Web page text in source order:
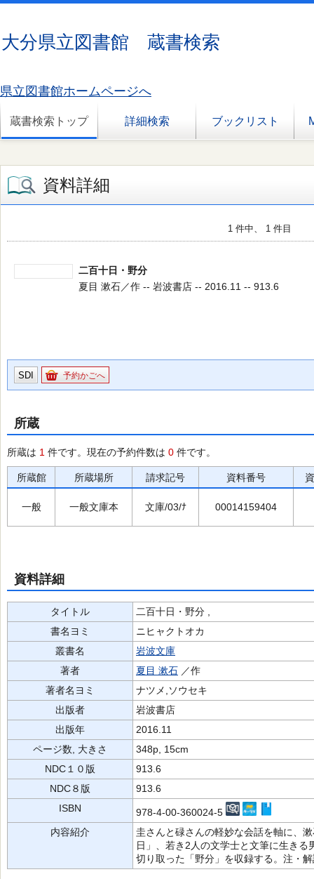
大分県立図書館 蔵書検索
県立図書館ホームページへ
蔵書検索トップ 詳細検索 ブックリスト
資料詳細
1 件中、 1 件目
二百十日・野分
夏目 漱石／作 -- 岩波書店 -- 2016.11 -- 913.6
SDI 予約かごへ
所蔵
所蔵は 1 件です。現在の予約件数は 0 件です。
所蔵館 所蔵場所 請求記号 資料番号
一般 一般文庫本 文庫/03/ﾅ 00014159404
資料詳細
タイトル
二百十日・野分 ,
書名ヨミ
ニヒャクトオカ
叢書名
岩波文庫
著者
夏目 漱石 ／作
著者名ヨミ
ナツメ,ソウセキ
出版者
岩波書店
出版年
2016.11
ページ数, 大きさ
348p, 15cm
NDC１０版
913.6
NDC８版
913.6
ISBN
978-4-00-360024-5
内容紹介
圭さんと碌さんの軽妙な会話を軸に、
日」、若き2人の文学士と文筆に生き
切り取った「野分」を収録する。注・